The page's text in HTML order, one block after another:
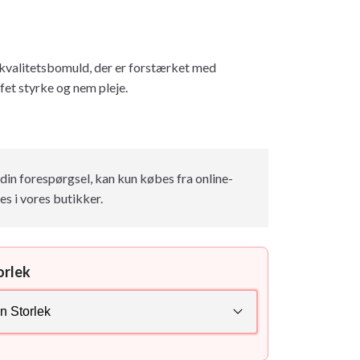
der er forstærket med
styrke og nem pleje.
forespørgsel, kan kun købes fra online-
i vores butikker.